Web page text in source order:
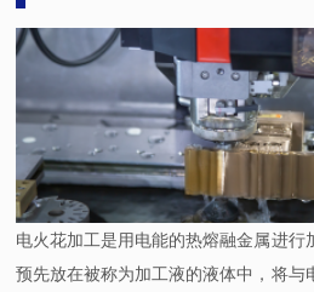
电火花加工是用电能的热熔融金属进行
预先放在被称为加工液的液体中，将与